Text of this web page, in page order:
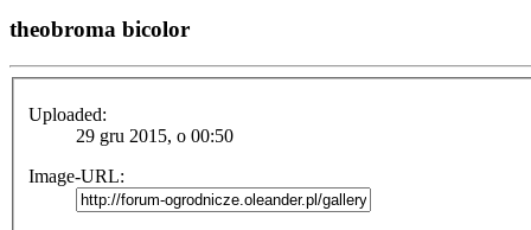
theobroma bicolor
Uploaded:
29 gru 2015, o 00:50
Image-URL: